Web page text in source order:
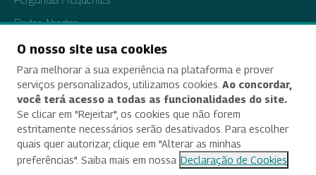
Dados Abertos
Tratamento de Dados Pessoais
Transparência e Prestação de Contas
Acessibilidade
Termos de uso e aviso de privacidade
O nosso site usa cookies
Para melhorar a sua experiência na plataforma e prover
serviços personalizados, utilizamos cookies. Ao concordar,
você terá acesso a todas as funcionalidades do site.
Se clicar em "Rejeitar", os cookies que não forem
estritamente necessários serão desativados. Para escolher
quais quer autorizar, clique em "Alterar as minhas
preferências". Saiba mais em nossa Declaração de Cookies